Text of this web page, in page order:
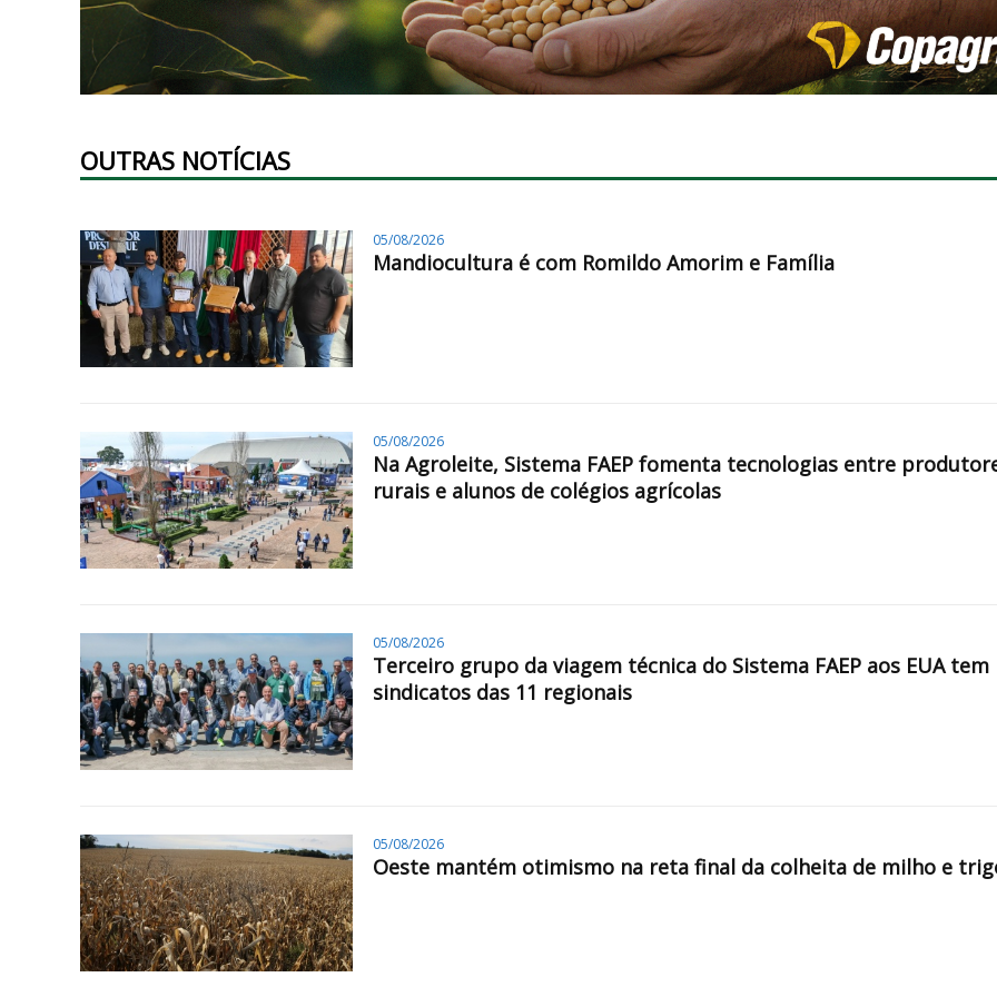
OUTRAS NOTÍCIAS
05/08/2026
Mandiocultura é com Romildo Amorim e Família
05/08/2026
Na Agroleite, Sistema FAEP fomenta tecnologias entre
rurais e alunos de colégios agrícolas
05/08/2026
Terceiro grupo da viagem técnica do Sistema FAEP aos EUA tem
sindicatos das 11 regionais
05/08/2026
Oeste mantém otimismo na reta final da colheita de milho e